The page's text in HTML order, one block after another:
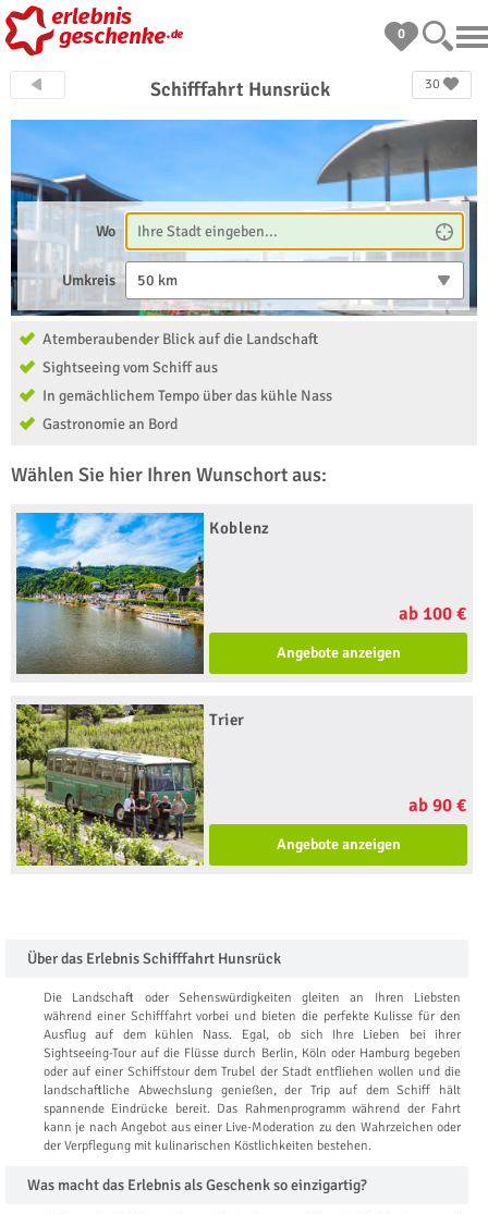
0
30
Schifffahrt Hunsrück
Wo
Umkreis 50 km
Atemberaubender Blick auf die Landschaft
Sightseeing vom Schiff aus
In gemächlichem Tempo über das kühle Nass
Gastronomie an Bord
Wählen Sie hier Ihren Wunschort aus:
Koblenz
ab 100 €
Angebote anzeigen
Trier
ab 90 €
Angebote anzeigen
Über das Erlebnis Schifffahrt Hunsrück
Die Landschaft oder Sehenswürdigkeiten gleiten an Ihren Liebsten
während einer Schifffahrt vorbei und bieten die perfekte Kulisse für den
Ausflug auf dem kühlen Nass. Egal, ob sich Ihre Lieben bei ihrer
Sightseeing-Tour auf die Flüsse durch Berlin, Köln oder Hamburg begeben
oder auf einer Schiffstour dem Trubel der Stadt entfliehen wollen und die
landschaftliche Abwechslung genießen, der Trip auf dem Schiff hält
spannende Eindrücke bereit. Das Rahmenprogramm während der Fahrt
kann je nach Angebot aus einer Live-Moderation zu den Wahrzeichen oder
der Verpflegung mit kulinarischen Köstlichkeiten bestehen.
Was macht das Erlebnis als Geschenk so einzigartig?